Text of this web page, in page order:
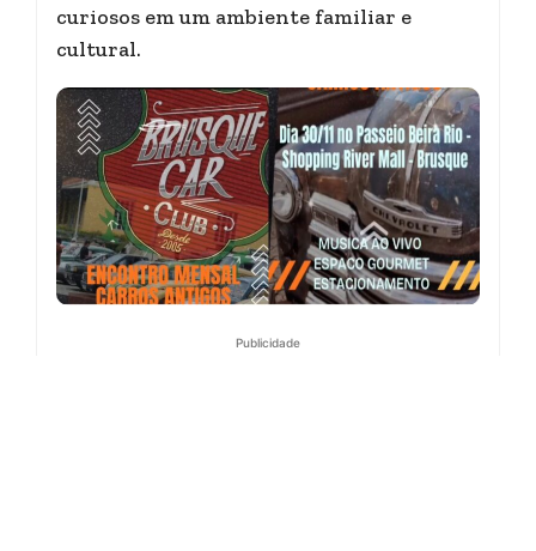
curiosos em um ambiente familiar e
cultural.
Publicidade